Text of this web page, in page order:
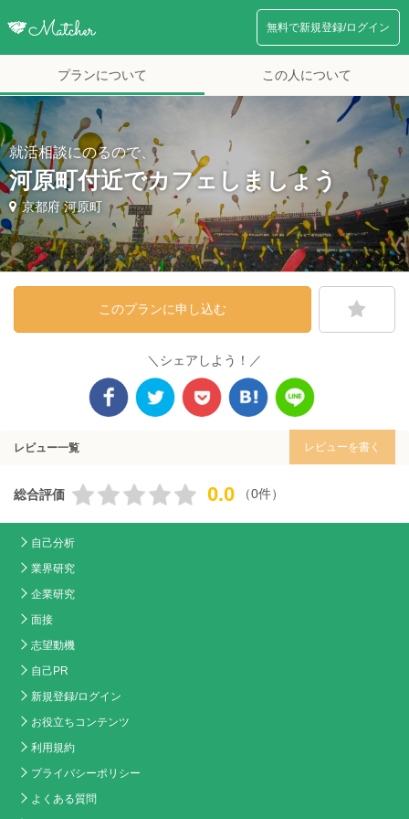
無料で新規登録/ログイン
プランについて この人について
就活相談にのるので、
河原町付近でカフェしましょう
京都府 河原町
このプランに申し込む
＼シェアしよう！／
レビュー一覧 レビューを書く
総合評価 0.0 （0件）
自己分析
業界研究
企業研究
面接
志望動機
自己PR
新規登録/ログイン
お役立ちコンテンツ
利用規約
プライバシーポリシー
よくある質問